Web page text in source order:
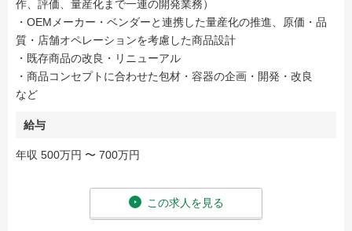
作、評価、量産化まで一連の開発業務）
・OEMメーカー・ベンダーと連携した量産化の推進、原価・品
質・店舗オペレーションを考慮した商品設計
・既存商品の改良・リニューアル
・商品コンセプトに合わせた包材・容器の企画・開発・改良
など
給与
年収 500万円 〜 700万円
この求人を見る